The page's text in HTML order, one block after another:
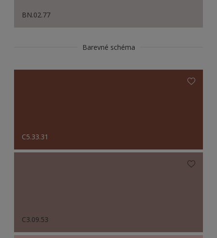
BN.02.77
Barevné schéma
C5.33.31
C3.09.53